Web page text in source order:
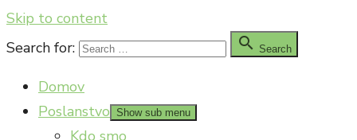
Skip to content
Search for:
 Search
Domov
Poslanstvo Show sub menu
Kdo smo